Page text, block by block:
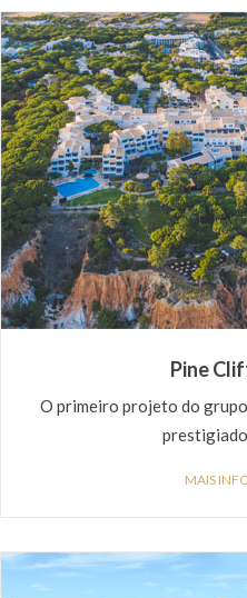
Pine
O primeiro projeto do
MAIS